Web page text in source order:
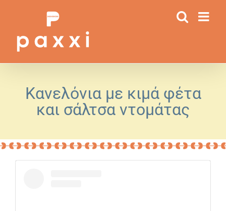
περιεχόμενο
Κανελόνια με κιμά φέτα
και σάλτσα ντομάτας